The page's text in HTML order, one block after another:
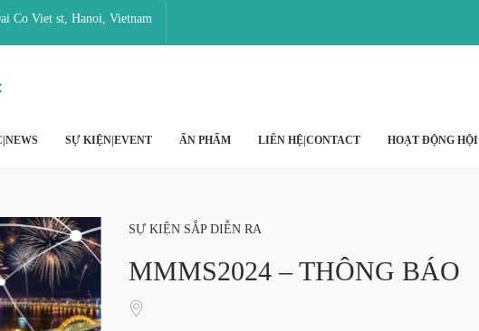
Co Viet st, Hanoi, Vietnam
SỰ KIỆN|EVENT ẤN PHẨM LIÊN HỆ|CONTACT HOẠT ĐỘNG HỘI
SỰ KIỆN SẮP DIỄN RA
MMMS2024 – THÔNG BÁO